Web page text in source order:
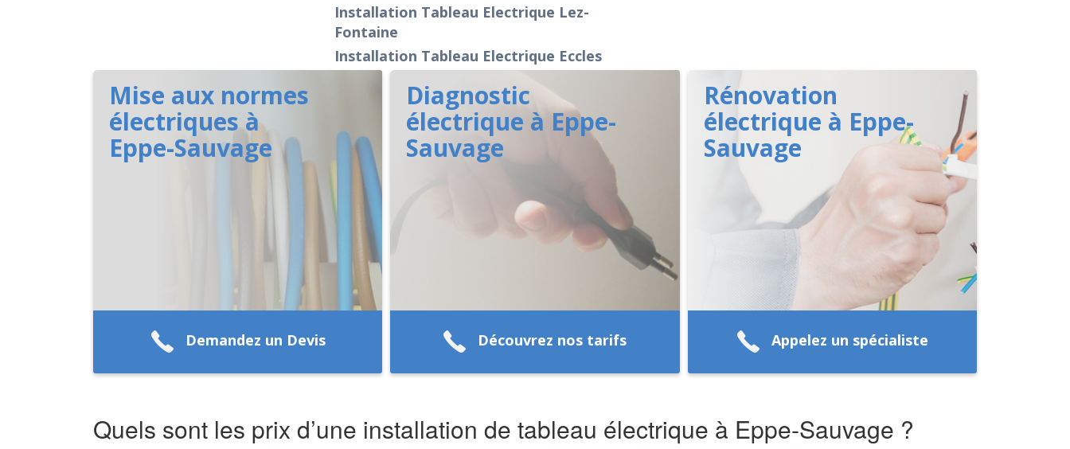
Installation Tableau Electrique Lez-
Fontaine
Installation Tableau Electrique Eccles
Mise aux normes
électriques à
Eppe-Sauvage
Demandez un Devis
Diagnostic
électrique à Eppe-
Sauvage
Découvrez nos tarifs
Rénovation
électrique à Eppe-
Sauvage
Appelez un spécialiste
Quels sont les prix d’une installation de tableau électrique à Eppe-Sauvage ?